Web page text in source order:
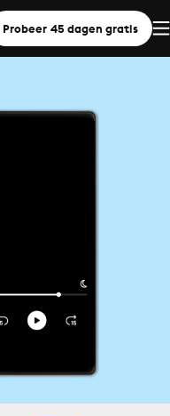
Probeer 45 dagen gratis